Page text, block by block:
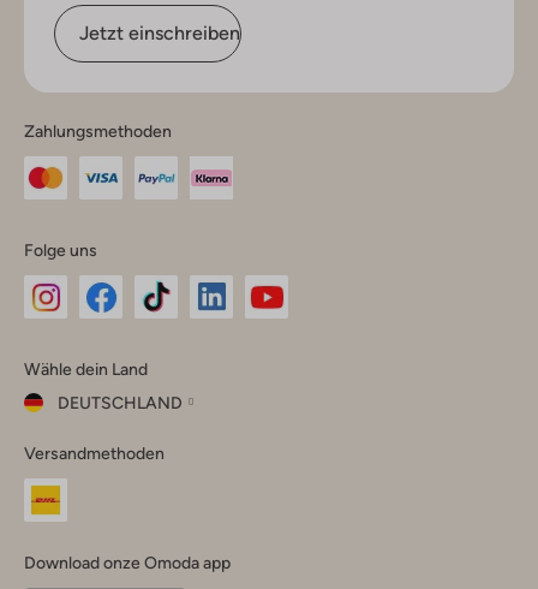
Jetzt einschreiben
Zahlungsmethoden
Folge uns
Instagram
Facebook
TikTok
Wähle dein Land
DEUTSCHLAND
dein
Land
Versandmethoden
Download onze Omoda app